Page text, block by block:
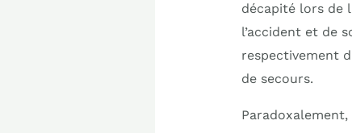
décapité lors de
l’accident et de
respectivement
de secours.